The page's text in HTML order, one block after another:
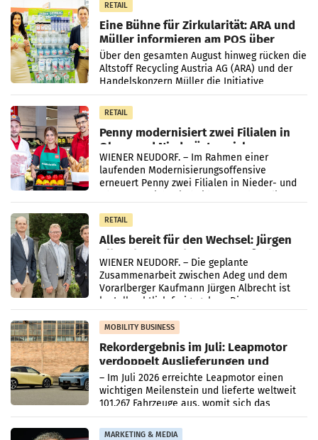
RETAIL
Eine Bühne für Zirkularität: ARA und
Müller informieren am POS über
Kreislauffähigkeit
Über den gesamten August hinweg rücken die
Altstoff Recycling Austria AG (ARA) und der
Handelskonzern Müller die Initiative
„Kreislauf-Helden“ in allen österreichischen
Müller-Filialen
RETAIL
Penny modernisiert zwei Filialen in
Ober- und Niederösterreich
WIENER NEUDORF. – Im Rahmen einer
laufenden Modernisierungsoffensive
erneuert Penny zwei Filialen in Nieder- und
RETAIL
Alles bereit für den Wechsel: Jürgen
Albrecht setzt ab 1.1.2027 auf Adeg
WIENER NEUDORF. – Die geplante
Zusammenarbeit zwischen Adeg und dem
Vorarlberger Kaufmann Jürgen Albrecht ist
kartellrechtlich freigegeben: Die
Bundeswettbewerbsbehörde und der
Bundeskartellanwalt
MOBILITY BUSINESS
Rekordergebnis im Juli: Leapmotor
verdoppelt Auslieferungen und
überschreitet die 100.000er-Marke
– Im Juli 2026 erreichte Leapmotor einen
wichtigen Meilenstein und lieferte weltweit
101.267 Fahrzeuge aus, womit sich das
Ergebnis gegenüber Juli 2025 mehr als
verdoppelte (+102
MARKETING & MEDIA